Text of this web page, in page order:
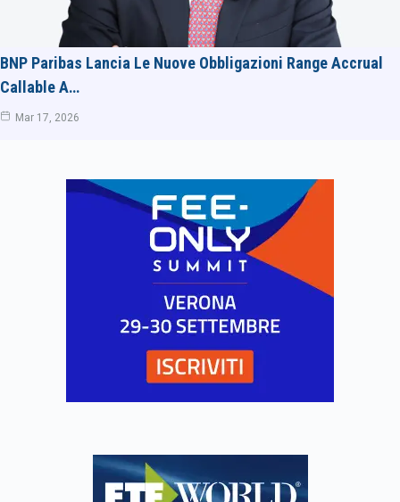
BNP Paribas Lancia Le Nuove Obbligazioni Range Accrual
Callable A…
Mar 17, 2026